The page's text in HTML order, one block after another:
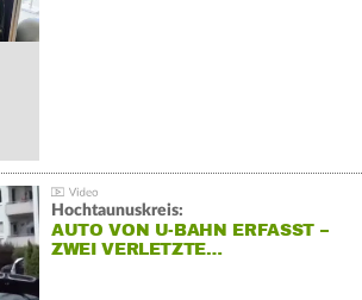
Hochtaunuskreis:
AUTO VON U-BAHN ERFASST –
ZWEI VERLETZTE…